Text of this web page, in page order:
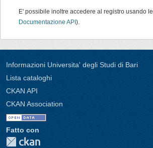
E' possibile inoltre accedere al registro usando le
Documentazione API ).
Informazioni Universita' degli Studi di Bari
Lista cataloghi
CKAN API
CKAN Association
Fatto con